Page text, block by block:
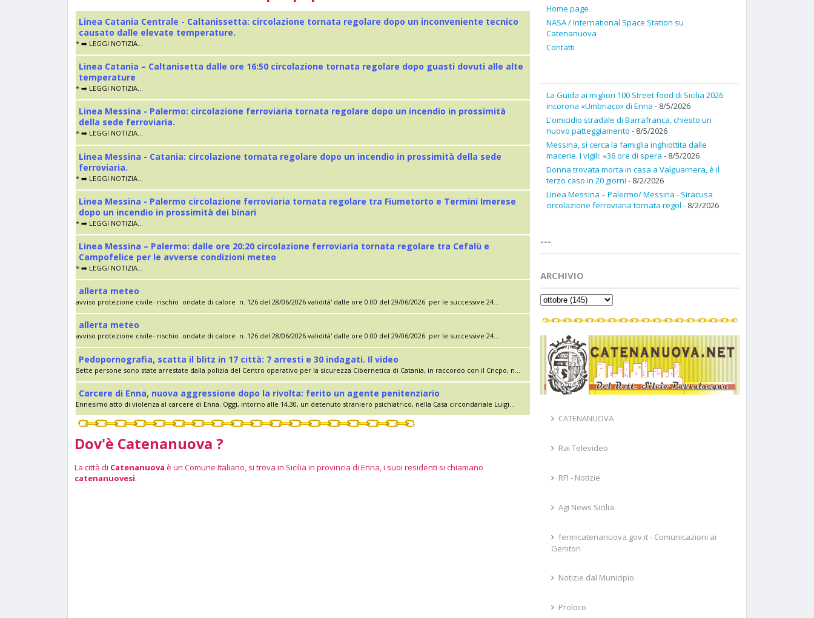
Linea Catania Centrale - Caltanissetta: circolazione tornata regolare dopo un inconveniente tecnico
causato dalle elevate temperature.
* ➡️ LEGGI NOTIZIA...
Linea Catania – Caltanisetta dalle ore 16:50 circolazione tornata regolare dopo guasti dovuti alle alte
temperature
* ➡️ LEGGI NOTIZIA...
Linea Messina - Palermo: circolazione ferroviaria tornata regolare dopo un incendio in prossimità
della sede ferroviaria.
* ➡️ LEGGI NOTIZIA...
Linea Messina - Catania: circolazione tornata regolare dopo un incendio in prossimità della sede
ferroviaria.
* ➡️ LEGGI NOTIZIA...
Linea Messina - Palermo circolazione ferroviaria tornata regolare tra Fiumetorto e Termini Imerese
dopo un incendio in prossimità dei binari
* ➡️ LEGGI NOTIZIA...
Linea Messina – Palermo: dalle ore 20:20 circolazione ferroviaria tornata regolare tra Cefalù e
Campofelice per le avverse condizioni meteo
* ➡️ LEGGI NOTIZIA...
allerta meteo
avviso protezione civile- rischio ondate di calore n. 126 del 28/06/2026 validità' dalle ore 0.00 del 29/06/2026 per le successive 24...
allerta meteo
avviso protezione civile- rischio ondate di calore n. 126 del 28/06/2026 validità' dalle ore 0.00 del 29/06/2026 per le successive 24...
Pedopornografia, scatta il blitz in 17 città: 7 arresti e 30 indagati. Il video
Sette persone sono state arrestate dalla polizia del Centro operativo per la sicurezza Cibernetica di Catania, in raccordo con il Cncpo, n...
Carcere di Enna, nuova aggressione dopo la rivolta: ferito un agente penitenziario
Ennesimo atto di violenza al carcere di Enna. Oggi, intorno alle 14.30, un detenuto straniero psichiatrico, nella Casa circondariale Luigi...
Dov'è Catenanuova ?
La città di Catenanuova è un Comune Italiano, si trova in Sicilia in provincia di Enna, i suoi residenti si chiamano
catenanuovesi.
Home page
NASA / International Space Station su
Catenanuova
Contatti
La Guida ai migliori 100 Street food di Sicilia 2026
incorona «Umbriaco» di Enna - 8/5/2026
L'omicidio stradale di Barrafranca, chiesto un
nuovo patteggiamento - 8/5/2026
Messina, si cerca la famiglia inghiottita dalle
macerie. I vigili: «36 ore di spera - 8/5/2026
Donna trovata morta in casa a Valguarnera, è il
terzo caso in 20 giorni - 8/2/2026
Linea Messina – Palermo/ Messina - Siracusa
circolazione ferroviaria tornata regol - 8/2/2026
---
ARCHIVIO
CATENANUOVA
Rai Televideo
RFI - Notizie
Agi News Sicilia
fermicatenanuova.gov.it - Comunicazioni ai
Genitori
Notizie dal Municipio
Proloco